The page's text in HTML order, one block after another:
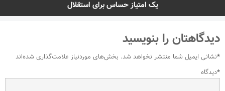
یک امتیاز حساس برای استقلال
دیدگاهتان را بنویسید
نشانی ایمیل شما منتشر نخواهد شد. بخش‌های موردنیاز علامت‌گذاری شده‌اند
*
دیدگاه*